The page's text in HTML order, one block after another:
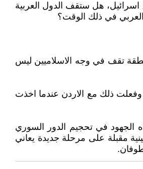
هل ستقف الدول العربية
في ذلك الوقت؟
تقف في وجه الاسلاميين ليس
وفعلت ذلك مع الاردن عندما اخذت
الجهود في تحجيم الدور السوري
مقبلة على مرحلة جديدة يعاني